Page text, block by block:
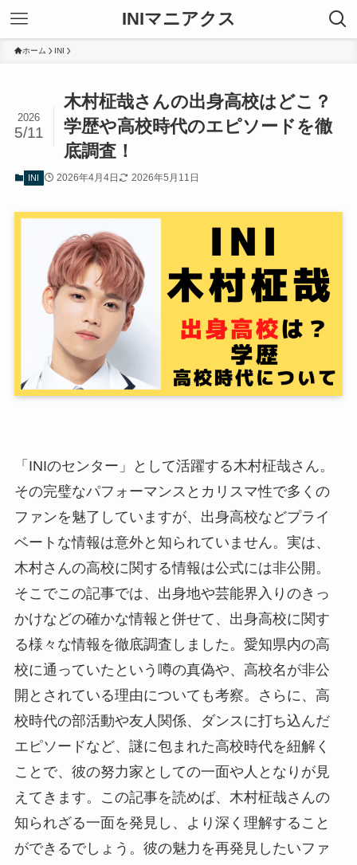
INIマニアクス
ホーム INI
木村柾哉さんの出身高校はどこ？
学歴や高校時代のエピソードを徹
底調査！
2026
5/11
INI 2026年4月4日 2026年5月11日
「INIのセンター」として活躍する木村柾哉さん。
その完璧なパフォーマンスとカリスマ性で多くの
ファンを魅了していますが、出身高校などプライ
ベートな情報は意外と知られていません。実は、
木村さんの高校に関する情報は公式には非公開。
そこでこの記事では、出身地や芸能界入りのきっ
かけなどの確かな情報と併せて、出身高校に関す
る様々な情報を徹底調査しました。愛知県内の高
校に通っていたという噂の真偽や、高校名が非公
開とされている理由についても考察。さらに、高
校時代の部活動や友人関係、ダンスに打ち込んだ
エピソードなど、謎に包まれた高校時代を紐解く
ことで、彼の努力家としての一面や人となりが見
えてきます。この記事を読めば、木村柾哉さんの
知られざる一面を発見し、より深く理解すること
ができるでしょう。彼の魅力を再発見したいファ